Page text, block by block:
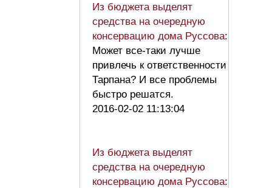
Из бюджета выделят
средства на очередную
консервацию дома Руссова:
Может все-таки лучше
привлечь к ответственности
Тарпана? И все проблемы
быстро решатся.
2016-02-02 11:13:04
Из бюджета выделят
средства на очередную
консервацию дома Руссова: